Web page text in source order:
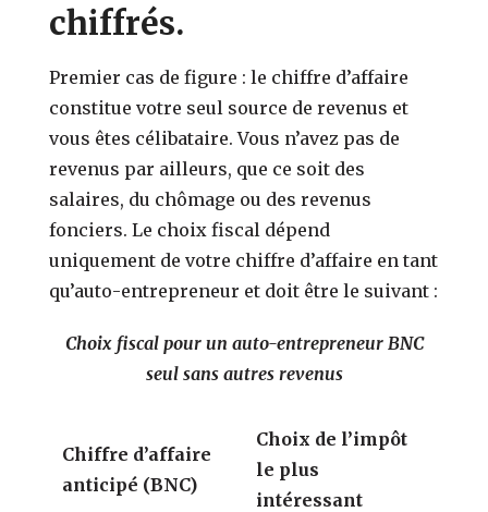
chiffrés.
Premier cas de figure : le chiffre d’affaire
constitue votre seul source de revenus et
vous êtes célibataire. Vous n’avez pas de
revenus par ailleurs, que ce soit des
salaires, du chômage ou des revenus
fonciers. Le choix fiscal dépend
uniquement de votre chiffre d’affaire en tant
qu’auto-entrepreneur et doit être le suivant :
Choix fiscal pour un auto-entrepreneur BNC
seul sans autres revenus
Chiffre d’affaire
anticipé (BNC)
Choix de l’impôt
le plus
intéressant